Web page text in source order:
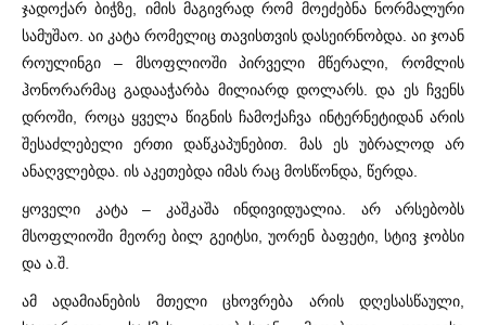
ჯადოქარ ბიჭზე, იმის მაგივრად რომ მოეძებნა ნორმალური
სამუშაო. აი კატა რომელიც თავისთვის დასეირნობდა. აი ჯოან
როულინგი – მსოფლიოში პირველი მწერალი, რომლის
ჰონორარმაც გადააჭარბა მილიარდ დოლარს. და ეს ჩვენს
დროში, როცა ყველა წიგნის ჩამოქაჩვა ინტერნეტიდან არის
შესაძლებელი ერთი დაწკაპუნებით. მას ეს უბრალოდ არ
ანაღვლებდა. ის აკეთებდა იმას რაც მოსწონდა, წერდა.
ყოველი კატა – კაშკაშა ინდივიდუალია. არ არსებობს
მსოფლიოში მეორე ბილ გეიტსი, უორენ ბაფეტი, სტივ ჯობსი
და ა.შ.
ამ ადამიანების მთელი ცხოვრება არის დღესასწაული,